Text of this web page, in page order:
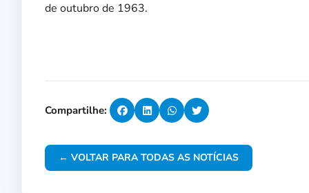
de outubro de 1963.
Compartilhe:
← VOLTAR PARA TODAS AS NOTÍCIAS